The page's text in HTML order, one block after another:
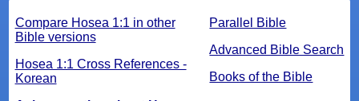
Parallel Bible
Advanced Bible Search
Books of the Bible
Compare Hosea 1:1 in other
Bible versions
Hosea 1:1 Cross References -
Korean